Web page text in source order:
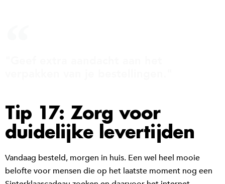
Tip 17: Zorg voor
duidelijke levertijden
Vandaag besteld, morgen in huis. Een wel heel mooie
belofte voor mensen die op het laatste moment nog een